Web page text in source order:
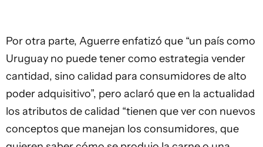
Por otra parte, Aguerre enfatizó que “un país como
Uruguay no puede tener como estrategia vender
cantidad, sino calidad para consumidores de alto
poder adquisitivo”, pero aclaró que en la actualidad
los atributos de calidad “tienen que ver con nuevos
conceptos que manejan los consumidores, que